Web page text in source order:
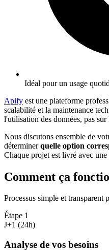
Idéal pour un usage
Apify est une plateforme
scalabilité et la maintenance
l'utilisation des données, pas sur
Nous discutons ensemble de
déterminerquelle option
Chaque projet est livré avec
Comment ça
Processus simple et transparent
Étape 1
J+1 (24h)
Analyse de vos besoins